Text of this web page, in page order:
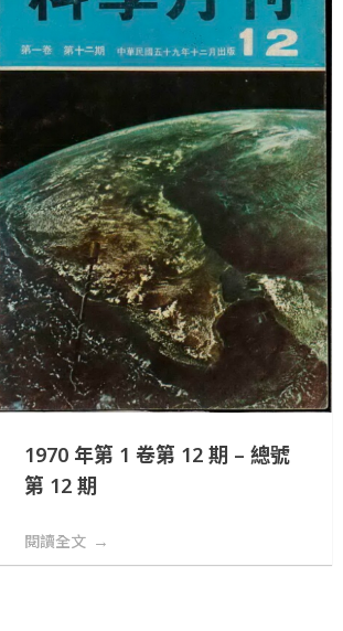
1970 年第 1 卷第 12 期 – 總號
第 12 期
閱讀全文